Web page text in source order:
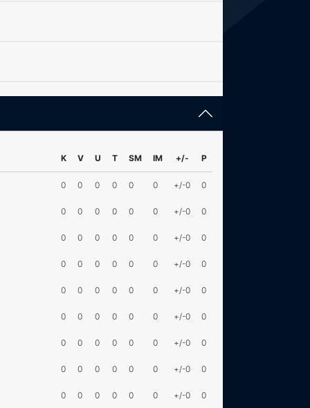
K V U T SM IM +/- P
0 0 0 0 0 0 +/-0 0
0 0 0 0 0 0 +/-0 0
0 0 0 0 0 0 +/-0 0
0 0 0 0 0 0 +/-0 0
0 0 0 0 0 0 +/-0 0
0 0 0 0 0 0 +/-0 0
0 0 0 0 0 0 +/-0 0
0 0 0 0 0 0 +/-0 0
0 0 0 0 0 0 +/-0 0